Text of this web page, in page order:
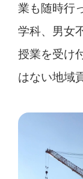
業も随時行
学科、男女
授業を受け
はない地域